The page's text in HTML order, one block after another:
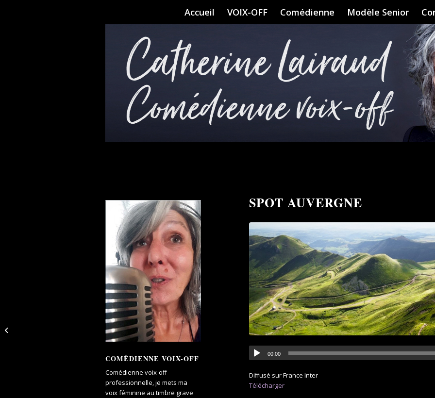
Accueil VOIX-OFF Comédienne Modèle Senior
SPOT AUVERGNE
00:00
Diffusé sur France Inter
Télécharger
COMÉDIENNE VOIX-OFF
Comédienne voix-off
professionnelle, je mets ma
voix féminine au timbre grave